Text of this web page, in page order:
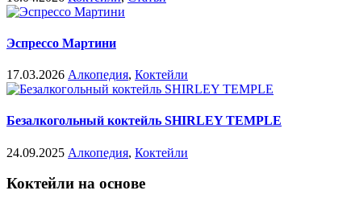
Эспрессо Мартини
17.03.2026 Алкопедия, Коктейли
Безалкогольный коктейль SHIRLEY TEMPLE
24.09.2025 Алкопедия, Коктейли
Коктейли на основе